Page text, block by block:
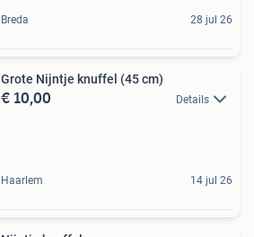
Breda 28 jul 26
Grote Nijntje knuffel (45 cm)
€ 10,00 Details
Haarlem 14 jul 26